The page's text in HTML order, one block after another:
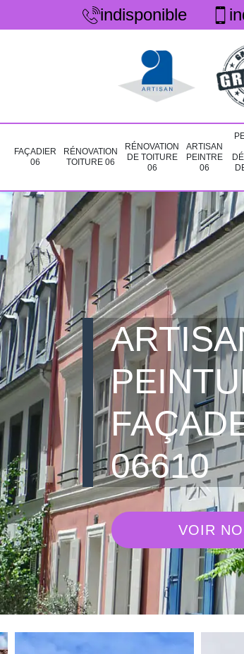
indisponible
FAÇADIER
06
RÉNOVATION
TOITURE 06
RÉNOVATION
DE TOITURE
06
ARTISAN
PEINTRE
06
06610
VOIR